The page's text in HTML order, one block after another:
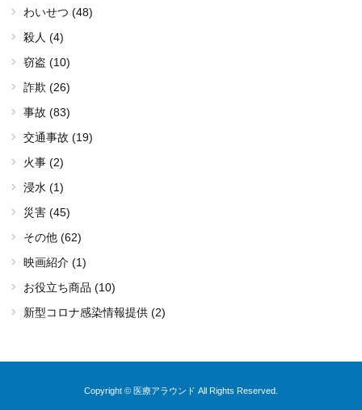
わいせつ (48)
殺人 (4)
窃盗 (10)
詐欺 (26)
事故 (83)
交通事故 (19)
火事 (2)
浸水 (1)
災害 (45)
その他 (62)
映画紹介 (1)
お役立ち商品 (10)
新型コロナ感染情報提供 (2)
Copyright © 医療アラウンド All Rights Reserved.